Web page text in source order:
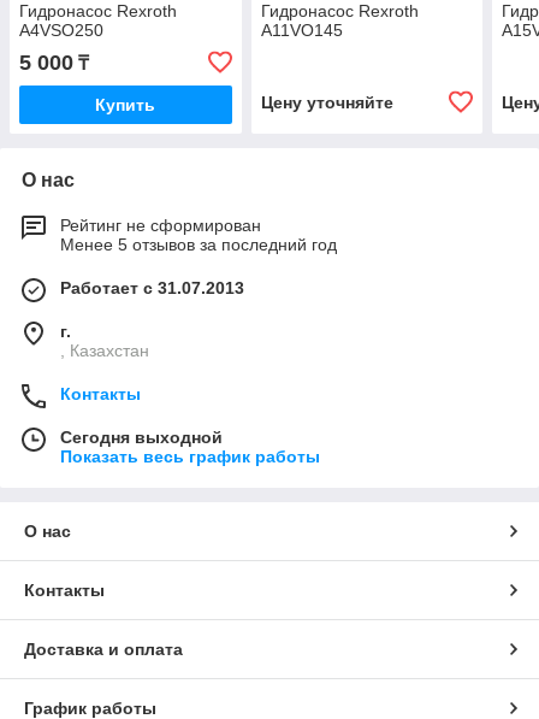
Гидронасос Rexroth
A4VSO250
5 000 ₸
Купить
Гидронасос Rexroth
A11VO145
Цену уточняйте
О нас
Рейтинг не сформирован
Менее 5 отзывов за последний год
Работает с 31.07.2013
г.
, Казахстан
Контакты
Сегодня выходной
Показать весь график работы
О нас
Контакты
Доставка и оплата
График работы